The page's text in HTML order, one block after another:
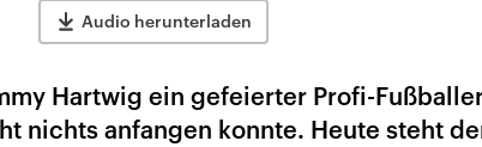
Audio herunterladen
Hartwig ein gefeierter Profi-
nichts anfangen konnte. Heute steht